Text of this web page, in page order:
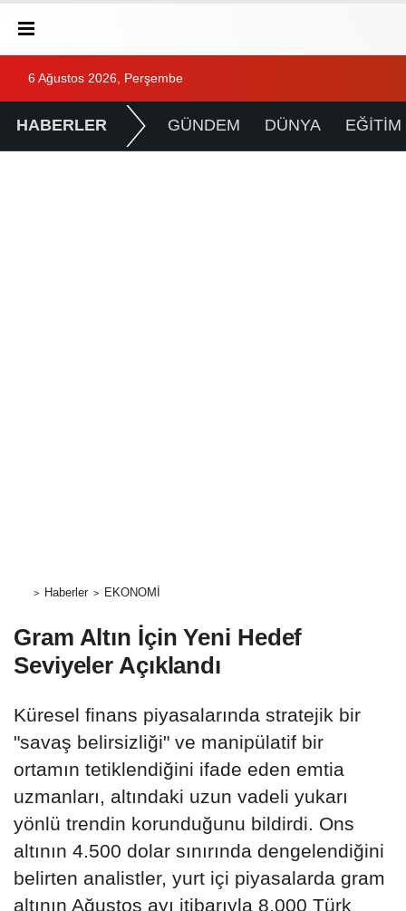
6 Ağustos 2026, Perşembe
HABERLER GÜNDEM DÜNYA EĞİTİM
Haberler EKONOMİ
Gram Altın İçin Yeni Hedef
Seviyeler Açıklandı
Küresel finans piyasalarında stratejik bir
"savaş belirsizliği" ve manipülatif bir
ortamın tetiklendiğini ifade eden emtia
uzmanları, altındaki uzun vadeli yukarı
yönlü trendin korunduğunu bildirdi. Ons
altının 4.500 dolar sınırında dengelendiğini
belirten analistler, yurt içi piyasalarda gram
altının Ağustos ayı itibarıyla 8.000 Türk